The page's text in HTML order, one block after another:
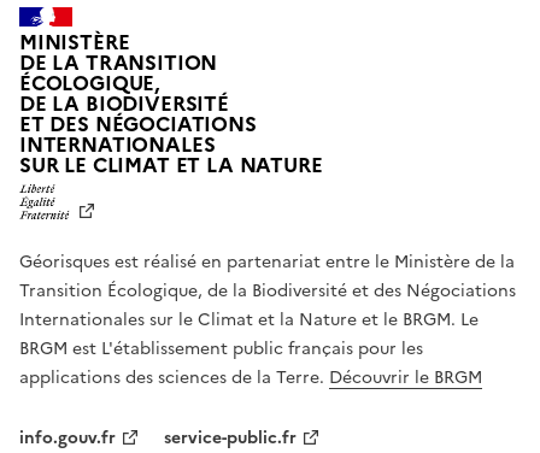
MINISTÈRE
DE LA TRANSITION
ÉCOLOGIQUE,
DE LA BIODIVERSITÉ
ET DES NÉGOCIATIONS
INTERNATIONALES
SUR LE CLIMAT ET LA NATUREL
T
É
,
É
G
A
L
Géorisques est réalisé en partenariat entre le Ministère de la
Transition Écologique, de la Biodiversité et des Négociations
Internationales sur le Climat et la Nature et le BRGM. Le
BRGM est L'établissement public français pour les
applications des sciences de la Terre. Découvrir le BRGM
info.gouv.fr
service-public.fr